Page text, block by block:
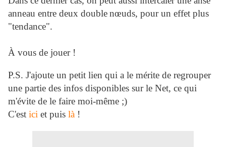
anneau entre deux doublenœuds, pour un effet plus
"tendance".
À vous de jouer !
P.S. J'ajoute un petit lien qui a le mérite de regrouper
une partie des infos disponibles sur le Net, ce qui
m'évite de le faire moi-même ;)
C'est ici et puis là !